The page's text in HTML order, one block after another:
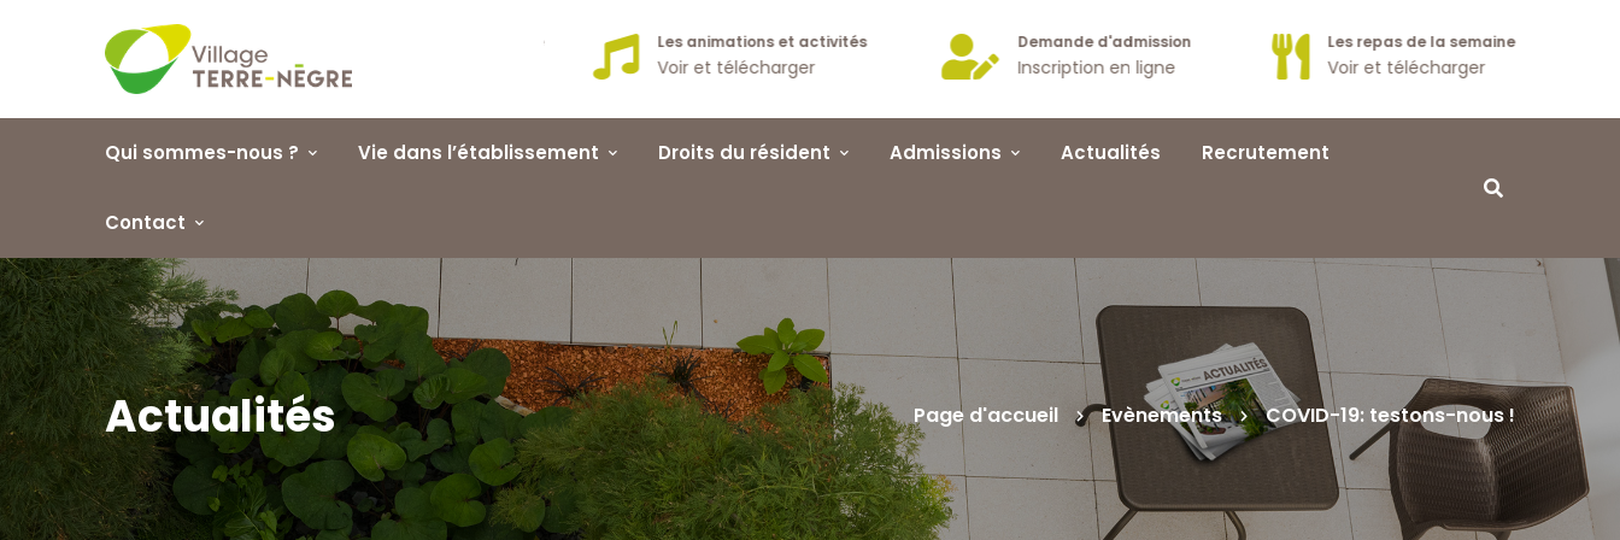
Demande d'admission
Inscription en ligne
Les animations et activités
Voir et télécharger
Demande d'admission
Inscription en ligne
Les repas de la semaine
Voir et télécharger
Qui sommes-nous ? Vie dans l’établissement Droits du résident Admissions Actualités Recrutement
Contact
Actualités Page d'accueil Evènements COVID-19: testons-nous !